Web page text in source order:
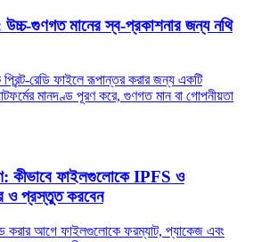
উচ্চ‑গুণগত মানের স্ব‑প্রকাশনার জন্য নথি
ফাইলে রূপান্তর করার জন্য একটি
মানদণ্ড পূরণ করে, গুণগত মান বা গোপনীয়তা
কীভাবে ফাইলগুলোকে IPFS ও
ও প্রস্তুত করবেন
করার আগে ফাইলগুলোকে ফরম্যাট, প্যাকেজ এবং